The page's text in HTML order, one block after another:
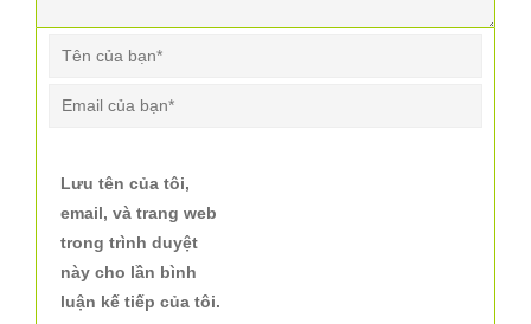
Lưu tên của tôi,
email, và trang web
trong trình duyệt
này cho lần bình
luận kế tiếp của tôi.